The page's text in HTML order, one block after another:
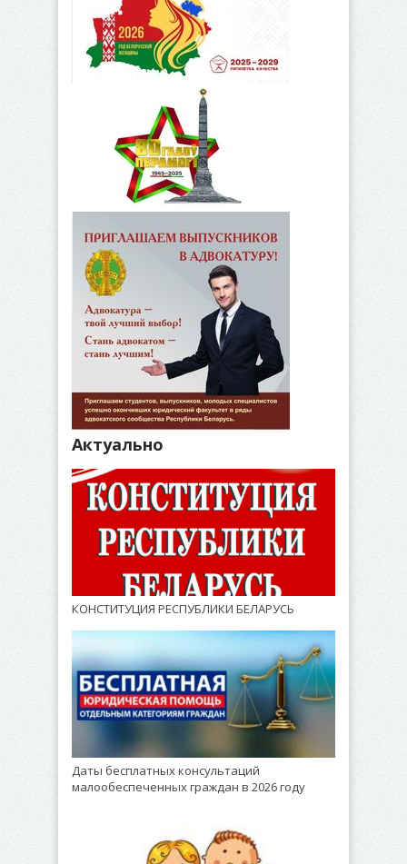
Актуально
КОНСТИТУЦИЯ РЕСПУБЛИКИ БЕЛАРУСЬ
Даты бесплатных консультаций
малообеспеченных граждан в 2026 году